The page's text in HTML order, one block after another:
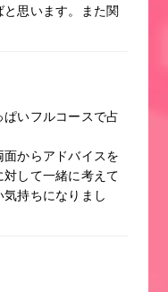
思います。また関
いフルコースで占
からアドバイスを
して一緒に考えて
持ちになりまし